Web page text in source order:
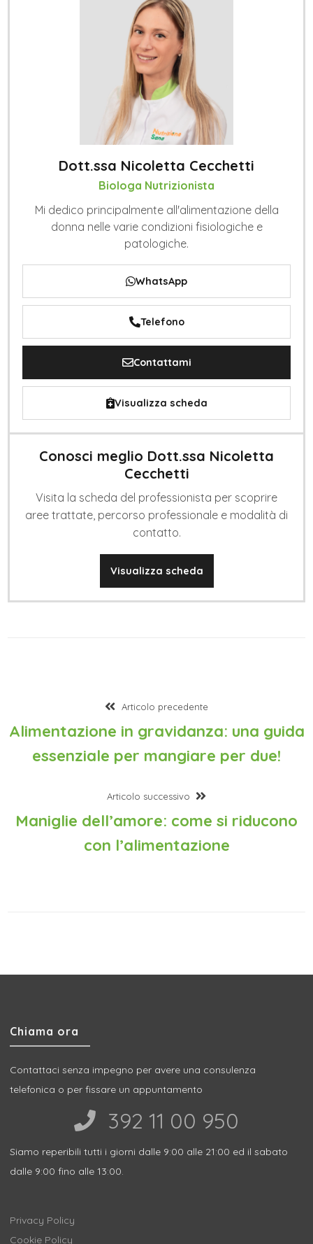
Dott.ssa Nicoletta Cecchetti
Biologa Nutrizionista
Mi dedico principalmente all'alimentazione della
donna nelle varie condizioni fisiologiche e
patologiche.
WhatsApp
Telefono
Contattami
Visualizza scheda
Conosci meglio Dott.ssa Nicoletta
Cecchetti
Visita la scheda del professionista per scoprire
aree trattate, percorso professionale e modalità di
contatto.
Visualizza scheda
Articolo precedente
Alimentazione in gravidanza: una guida
essenziale per mangiare per due!
Articolo successivo
Maniglie dell’amore: come si riducono
con l’alimentazione
Chiama ora
Contattaci senza impegno per avere una consulenza
telefonica o per fissare un appuntamento
392 11 00 950‬
Siamo reperibili tutti i giorni dalle 9:00 alle 21:00 ed il sabato
dalle 9:00 fino alle 13:00.
Privacy Policy
Cookie Policy